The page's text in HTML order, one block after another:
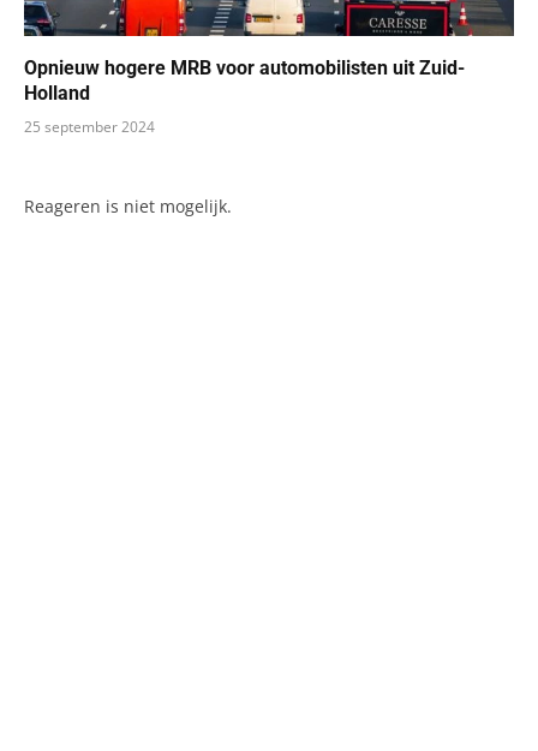
Opnieuw hogere MRB voor automobilisten uit Zuid-
Holland
25 september 2024
Reageren is niet mogelijk.